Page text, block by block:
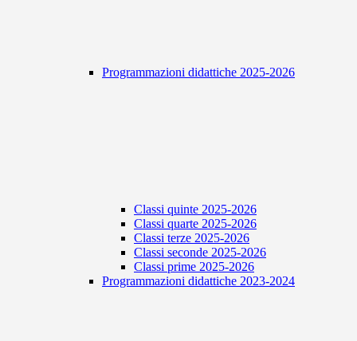
Programmazioni didattiche 2025-2026
Classi quinte 2025-2026
Classi quarte 2025-2026
Classi terze 2025-2026
Classi seconde 2025-2026
Classi prime 2025-2026
Programmazioni didattiche 2023-2024